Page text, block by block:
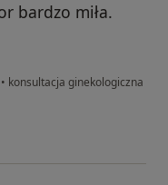
bardzo miła.
• konsultacja ginekologiczna